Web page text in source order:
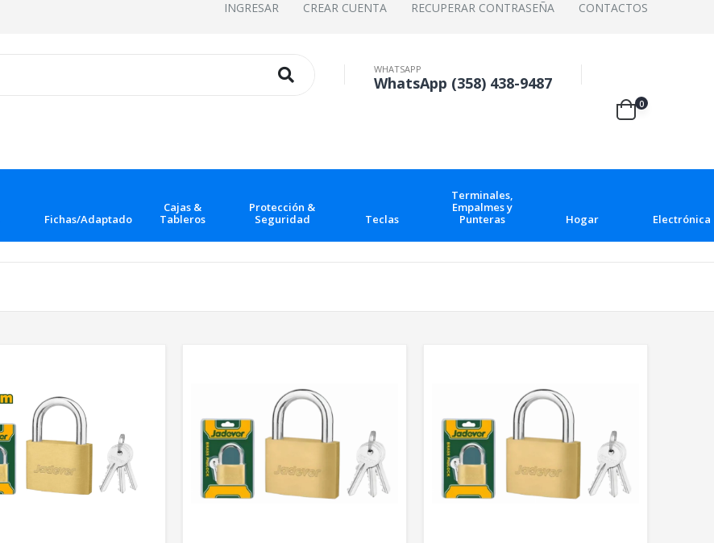
INGRESAR CREAR CUENTA RECUPERAR CONTRASEÑA CONTACTOS
WHATSAPP
WhatsApp (358) 438-9487
0
Fichas/Adaptadores
Cajas &
Tableros
Protección &
Seguridad
Teclas
Terminales,
Empalmes y
Punteras
Hogar Electrónica